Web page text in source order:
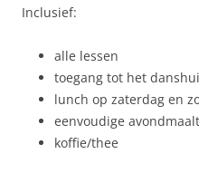
Inclusief:
alle lessen
toegang tot het
lunch op zaterdag en
eenvoudige
koffie/thee